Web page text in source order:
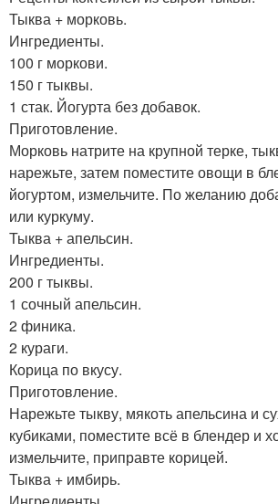
Тыква + морковь.
Ингредиенты.
100 г моркови.
150 г тыквы.
1 стак. Йогурта без добавок.
Приготовление.
Морковь натрите на крупной терке,
нарежьте, затем поместите овощи в
йогуртом, измельчите. По желанию
или куркуму.
Тыква + апельсин.
Ингредиенты.
200 г тыквы.
1 сочный апельсин.
2 финика.
2 кураги.
Корица по вкусу.
Приготовление.
Нарежьте тыкву, мякоть апельсина и
кубиками, поместите всё в блендер и
измельчите, приправте корицей.
Тыква + имбирь.